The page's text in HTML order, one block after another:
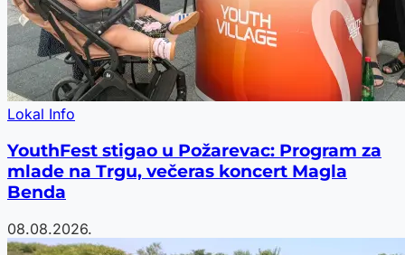
Lokal Info
YouthFest stigao u Požarevac: Program za
mlade na Trgu, večeras koncert Magla
Benda
08.08.2026.